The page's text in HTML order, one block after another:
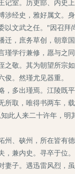
室。历吏部、内史
经史，雅好属文。
文武之任。"因召
，庶务草创，朝章
学行兼修，愿与之
之敬。其为朝望所
。然瑾尤见器重。
多出瑾焉。江陵既
所取，唯得书两车
此人来二十许年，
、硖州，所在皆有
，兼内史。寻卒于位
子。遇迅雷风烈，